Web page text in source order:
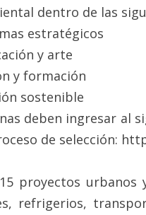
dentro de las
estratégicos
y arte
y formación
sostenible
deben ingresar al
de selección:
proyectos urbanos
refrigerios,